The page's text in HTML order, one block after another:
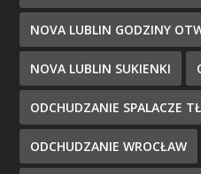
NOVA LUBLIN GODZINY
NOVA LUBLIN SUKIENKI
ODCHUDZANIE SPALACZE
ODCHUDZANIE WROCŁAW